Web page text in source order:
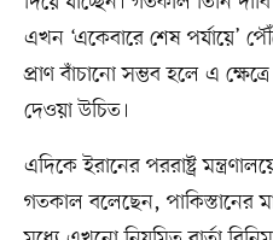
এখন ‘একেবারে শেষ পর্যায়ে’
প্রাণ বাঁচানো সম্ভব হলে এ
দেওয়া উচিত।
এদিকে ইরানের পররাষ্ট্র
গতকাল বলেছেন, পাকিস্তানের